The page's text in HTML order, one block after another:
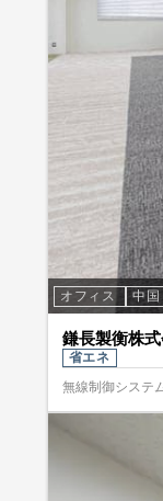
オフィス 中国
鎌長製衡株
省エネ
無線制御システ